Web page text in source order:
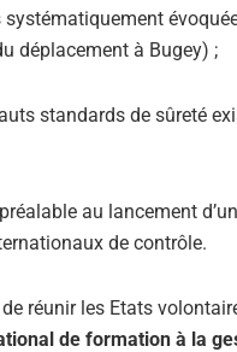
déplacement à Bugey) ;
standards de sûreté
au lancement
de contrôle.
réunir les Etats
de formation à la